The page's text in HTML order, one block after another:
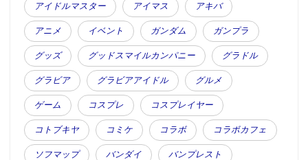
アイドルマスター アイマス アキバ
アニメ イベント ガンダム ガンプラ
グッズ グッドスマイルカンパニー グラドル
グラビア グラビアアイドル グルメ
ゲーム コスプレ コスプレイヤー
コトブキヤ コミケ コラボ コラボカフェ
ソフマップ バンダイ バンプレスト